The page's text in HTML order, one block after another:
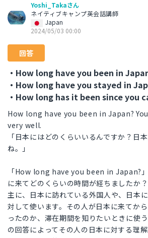
Yoshi_Takaさん
ネイティブキャンプ英会話講師
Japan
2024/05/03 00:00
回答
・How long have you been in
・How long have you stayed in
・How long has it been since you
How long have you been in Japan?
very well.
「日本にはどのくらいいるんですか？日
ね。」
「How long have you been in Japan?
に来てどのくらいの時間が経ちましたか？
主に、日本に訪れている外国人や、日本
対して使います。その人が日本に来てか
ったのか、滞在期間を知りたいときに使
の回答によってその人の日本に対する理